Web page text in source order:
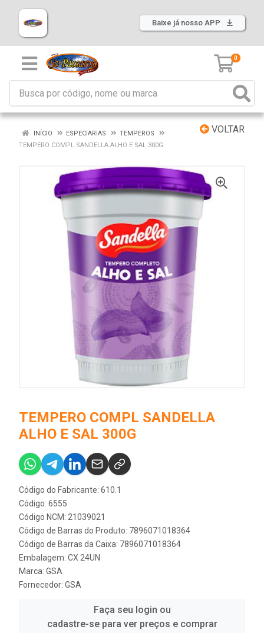
Baixe já nosso APP
0
VOLTAR
INÍCIO ESPECIARIAS
TEMPEROS
TEMPERO COMPL SANDELLA ALHO E SAL 300G
TEMPERO COMPL SANDELLA
ALHO E SAL 300G
Código do Fabricante: 610.1
Código: 6555
Código NCM: 21039021
Código de Barras do Produto: 7896071018364
Código de Barras da Caixa: 7896071018364
Embalagem: CX 24UN
Marca: GSA
Fornecedor: GSA
Faça seu login ou
cadastre-se para ver preços e comprar